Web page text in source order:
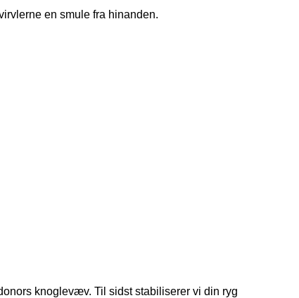
en smule fra hinanden.
knoglevæv. Til sidst stabiliserer vi din ryg